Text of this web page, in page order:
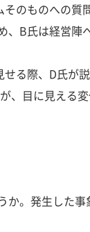
のものへの質
B氏は経営陣
る際、D氏が
、目に見える
。発生した